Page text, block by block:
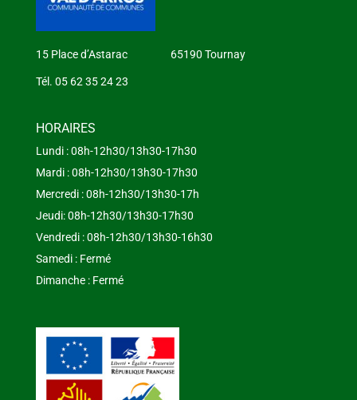
15 Place d’Astarac 65190 Tournay
Tél. 05 62 35 24 23
HORAIRES
Lundi : 08h-12h30/13h30-17h30
Mardi : 08h-12h30/13h30-17h30
Mercredi : 08h-12h30/13h30-17h
Jeudi: 08h-12h30/13h30-17h30
Vendredi : 08h-12h30/13h30-16h30
Samedi : Fermé
Dimanche : Fermé